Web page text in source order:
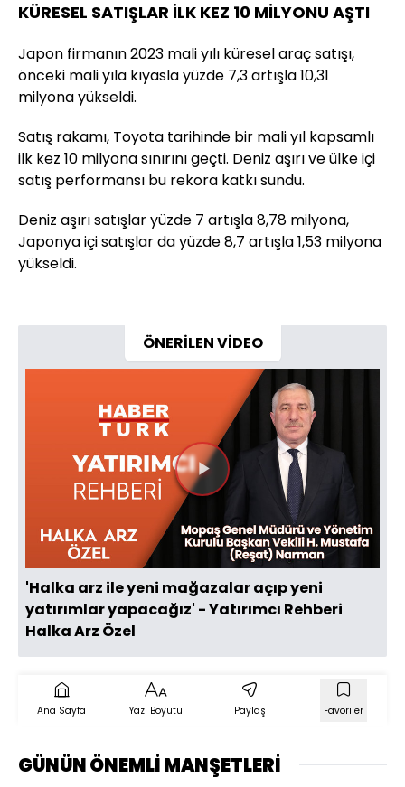
KÜRESEL SATIŞLAR İLK KEZ 10 MİLYONU AŞTI
Japon firmanın 2023 mali yılı küresel araç satışı,
önceki mali yıla kıyasla yüzde 7,3 artışla 10,31
milyona yükseldi.
Satış rakamı, Toyota tarihinde bir mali yıl kapsamlı
ilk kez 10 milyona sınırını geçti. Deniz aşırı ve ülke içi
satış performansı bu rekora katkı sundu.
Deniz aşırı satışlar yüzde 7 artışla 8,78 milyona,
Japonya içi satışlar da yüzde 8,7 artışla 1,53 milyona
yükseldi.
ÖNERİLEN VİDEO
Videoyu
Oynat
'Halka arz ile yeni mağazalar açıp yeni
yatırımlar yapacağız' - Yatırımcı Rehberi
Halka Arz Özel
Ana Sayfa Yazı Boyutu Paylaş Favoriler
GÜNÜN ÖNEMLİ MANŞETLERİ